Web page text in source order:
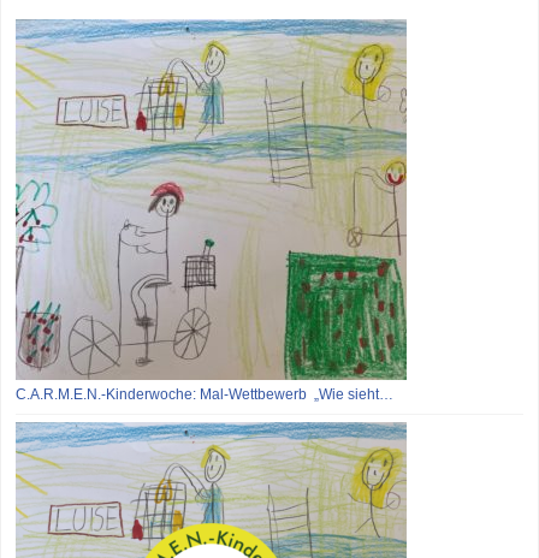
C.A.R.M.E.N.-Kinderwoche: Mal-Wettbewerb „Wie sieht…